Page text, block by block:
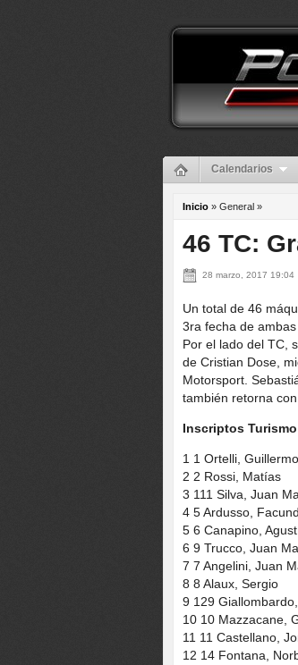
Calendarios
Inicio » General »
46 TC:
28 marzo, 2017 19:04
Un total de 46
3ra fecha de
Por el lado del TC,
de Cristian Dose,
Motorsport.
también retorna
Inscriptos
1 1 Ortelli, Guillermo
2 2 Rossi, Matías
3 111 Silva, Juan
4 5 Ardusso,
5 6 Canapino,
6 9 Trucco, Juan
7 7 Angelini, Juan
8 8 Alaux, Sergio
9 129
10 10 Mazzacane,
11 11 Castellano,
12 14 Fontana,